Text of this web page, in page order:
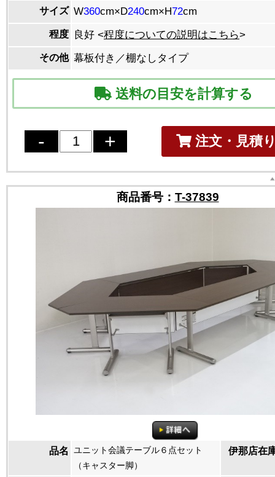
サイズ W360cm×D240cm×H72cm
程度 良好 <程度についての説明はこちら>
その他 幕板付き／棚なしタイプ
送料の目安を計算する
注文・見積
商品番号： T-37839
品名
ユニット会議テーブル６点セット
（キャスター脚）
伊那店在